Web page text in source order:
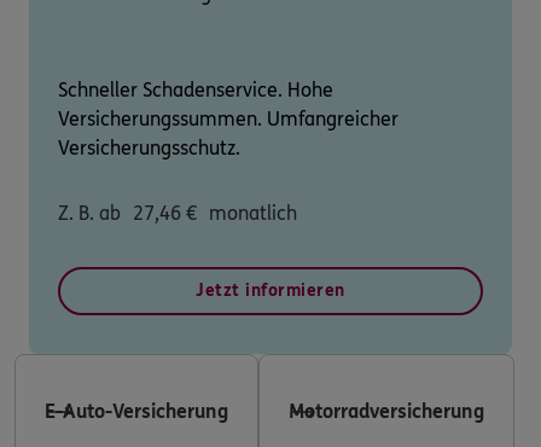
Schneller Schadenservice. Hohe
Versicherungssummen. Umfangreicher
Versicherungsschutz.
Z. B. ab 27,46 € monatlich
Jetzt informieren
E-Auto-Versicherung Motorradversicherung